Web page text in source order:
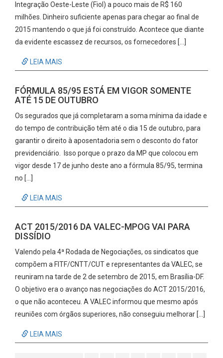
Integração Oeste-Leste (Fiol) a pouco mais de R$ 160
milhões. Dinheiro suficiente apenas para chegar ao final de
2015 mantendo o que já foi construído. Acontece que diante
da evidente escassez de recursos, os fornecedores […]
LEIA MAIS
FÓRMULA 85/95 ESTÁ EM VIGOR SOMENTE
ATÉ 15 DE OUTUBRO
Os segurados que já completaram a soma mínima da idade e
do tempo de contribuição têm até o dia 15 de outubro, para
garantir o direito à aposentadoria sem o desconto do fator
previdenciário. Isso porque o prazo da MP que colocou em
vigor desde 17 de junho deste ano a fórmula 85/95, termina
no […]
LEIA MAIS
ACT 2015/2016 DA VALEC-MPOG VAI PARA
DISSÍDIO
Valendo pela 4ª Rodada de Negociações, os sindicatos que
compõem a FITF/CNTT/CUT e representantes da VALEC, se
reuniram na tarde de 2 de setembro de 2015, em Brasília-DF.
O objetivo era o avanço nas negociações do ACT 2015/2016,
o que não aconteceu. A VALEC informou que mesmo após
reuniões com órgãos superiores, não conseguiu melhorar […]
LEIA MAIS